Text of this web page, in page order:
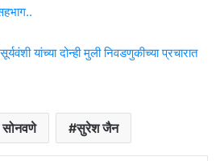
यांच्या दोन्ही मुली निवडणुकीच्या प्रचारात
सुरेश जैन